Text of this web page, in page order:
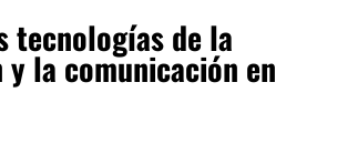
tecnologías de la
la comunicación en